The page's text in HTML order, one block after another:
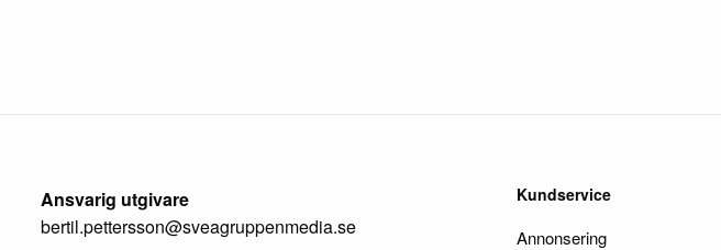
Ansvarig utgivare
bertil.pettersson@sveagruppenmedia.se
Kundservice
Annonsering